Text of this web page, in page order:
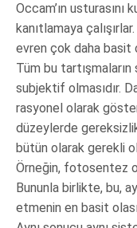
Occam’ın usturasını
kanıtlamaya
evren çok daha basit
Tüm bu
subjektif olmasıdır.
rasyonel olarak
düzeylerde
bütün olarak gerekli
Örneğin, fotosentez
Bununla birlikte, bu,
etmenin en basit